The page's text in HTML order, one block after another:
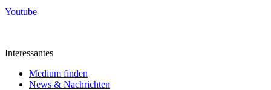
Youtube
Interessantes
Medium finden
News & Nachrichten